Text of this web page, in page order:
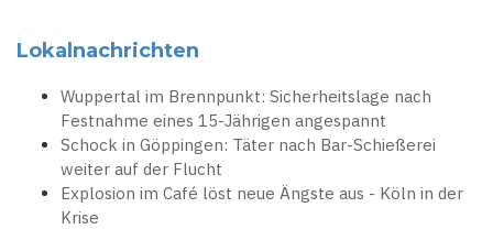
Lokalnachrichten
Wuppertal im Brennpunkt: Sicherheitslage nach
Festnahme eines 15-Jährigen angespannt
Schock in Göppingen: Täter nach Bar-Schießerei
weiter auf der Flucht
Explosion im Café löst neue Ängste aus - Köln in der
Krise